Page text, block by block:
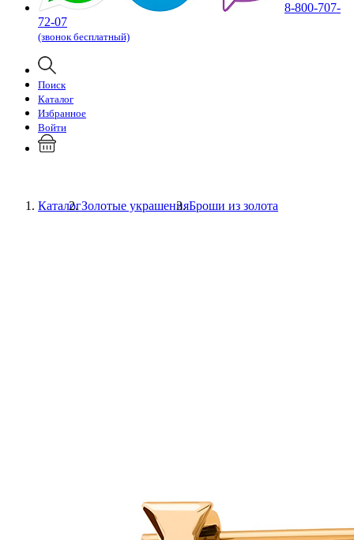
8-800-707-
72-07
(звонок бесплатный)
Поиск
Каталог
Избранное
Войти
КаталогЗолотые украшенияБроши из золота